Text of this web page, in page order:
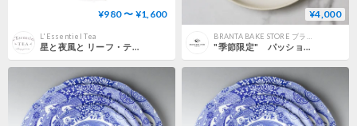
¥980 〜 ¥1,600
L'Essentiel Tea
¥4,000